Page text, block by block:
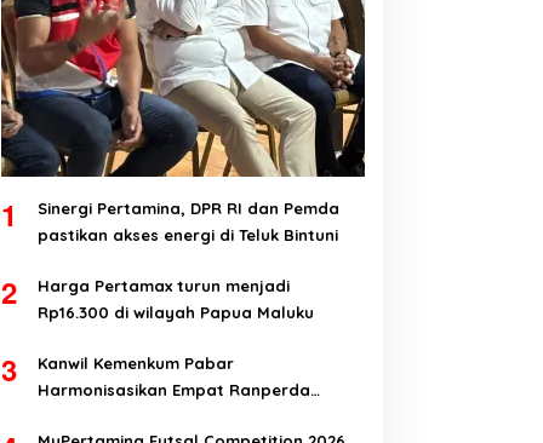
1
Sinergi Pertamina, DPR RI dan Pemda
pastikan akses energi di Teluk Bintuni
2
Harga Pertamax turun menjadi
Rp16.300 di wilayah Papua Maluku
3
Kanwil Kemenkum Pabar
Harmonisasikan Empat Ranperda